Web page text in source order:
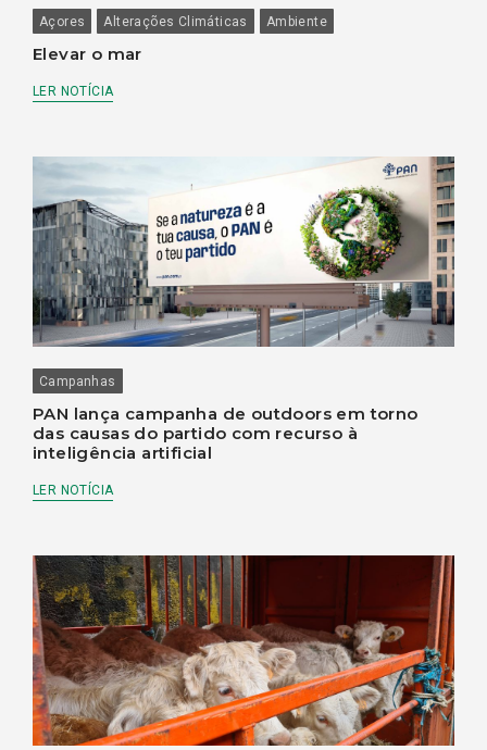
Açores Alterações Climáticas Ambiente
Elevar o mar
LER NOTÍCIA
Campanhas
PAN lança campanha de outdoors em torno
das causas do partido com recurso à
inteligência artificial
LER NOTÍCIA